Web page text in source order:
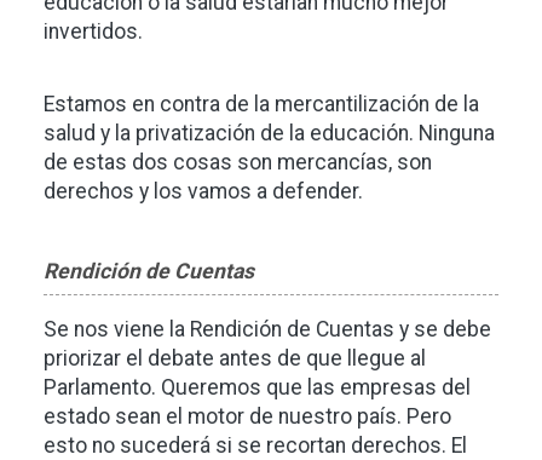
invertidos.
Estamos en contra de la mercantilización de la
salud y la privatización de la educación. Ninguna
de estas dos cosas son mercancías, son
derechos y los vamos a defender.
Rendición de Cuentas
Se nos viene la Rendición de Cuentas y se debe
priorizar el debate antes de que llegue al
Parlamento. Queremos que las empresas del
estado sean el motor de nuestro país. Pero
esto no sucederá si se recortan derechos. El